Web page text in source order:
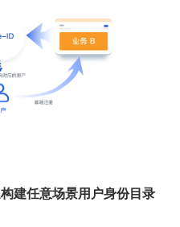
建任意场景用户身份目录